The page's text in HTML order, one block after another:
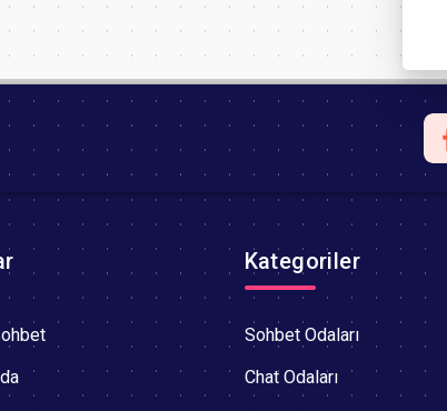
Kategoriler
Sohbet Odaları
Chat Odaları